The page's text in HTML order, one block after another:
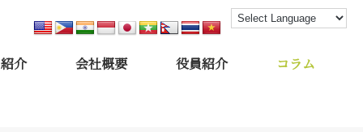
介 会社概要 役員紹介
コラム